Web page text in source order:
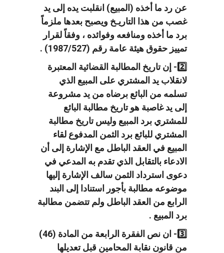
عن رد ما أخذه (المبيع) انقلبت يده إلى يد
غصب من هذا التاريـخ ويصبح بعدها ملزماً
برد ما أخذه ومنافعه وفوائده ، وفقاً لقرار
تمييز حقوق هيئة عامة رقم (1987/527) .
2️⃣- إن تاريخ المطالبة القضائية المعتبرة
لانقلاب يد المشتري على المبيع الذي
تسلمه من البائع برضاه من يد مشروعة
إلى يد غاصبة هو تاريخ مطالبة البائع
للمشتري برد المبيع وليس تاريخ مطالبة
المشتري للبائع برد الثمن المدفوع لقاء
المبيع في العقد الباطل مع الإشارة إلى أن
الادعاء بالتقابل الذي تقدم به المدعي في
دعوى استرداد الثمن سالف الإشارة إليها
موضوعه مطالبة بأجور استنادا إلى البند
الرابع من العقد الباطل ولم تتضمن مطالبة
برد المبيع .
3️⃣- ان نص الفقرة الرابعة من المادة (46)
من قانون نقابة المحامين قبل تعديلها